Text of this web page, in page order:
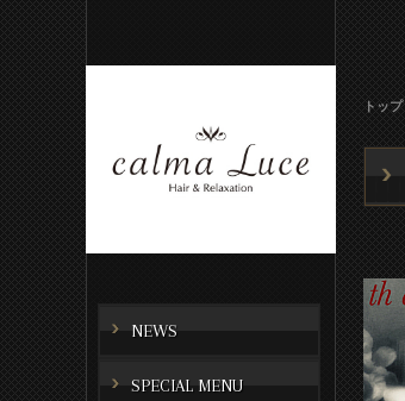
NEWS
SPECIAL MENU
トップ